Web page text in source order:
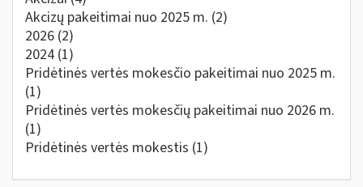
Akcizų pakeitimai nuo 2025 m. (2)
2026 (2)
2024 (1)
Pridėtinės vertės mokesčio pakeitimai nuo 2025 m.
(1)
Pridėtinės vertės mokesčių pakeitimai nuo 2026 m.
(1)
Pridėtinės vertės mokestis (1)